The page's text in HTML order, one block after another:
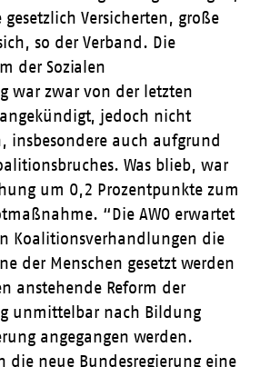
Versicherten, große
so der Verband. Die
der Sozialen
war zwar von der letzten
jedoch nicht
insbesondere auch aufgrund
Was blieb, war
um 0,2 Prozentpunkte zum
“Die AWO erwartet
Koalitionsverhandlungen die
der Menschen gesetzt werden
anstehende Reform der
unmittelbar nach Bildung
angegangen werden.
die neue Bundesregierung eine